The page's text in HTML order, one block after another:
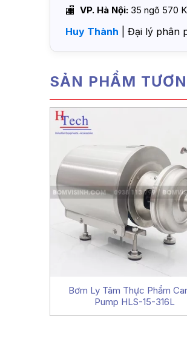
VP. Hà Nội: 35 ngõ 570
Huy Thành | Đại lý phân
SẢN PHẨM
Bơm Ly Tâm Thực Phẩm
Pump HLS-15-316L